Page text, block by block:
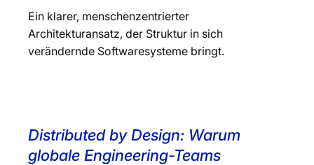
Ein klarer, menschenzentrierter
Architekturansatz, der Struktur in sich
verändernde Softwaresysteme bringt.
Distributed by Design: Warum
globale Engineering-Teams